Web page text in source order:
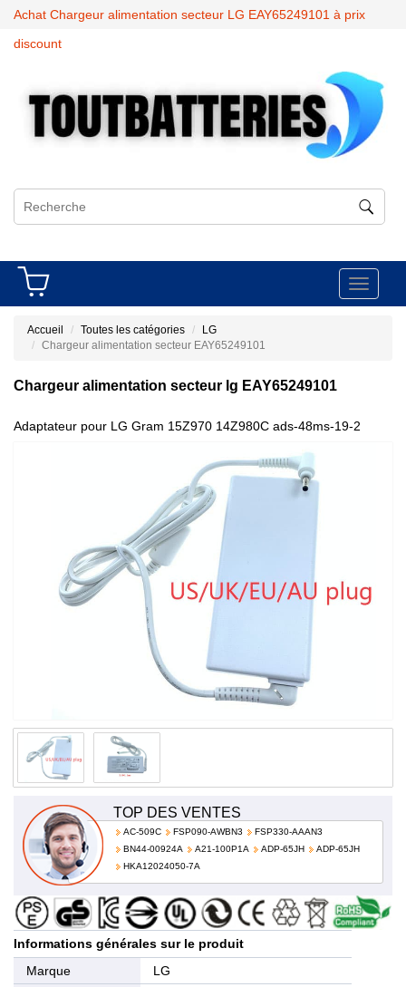
Achat Chargeur alimentation secteur LG EAY65249101 à prix
discount
Toggle
Accueil Toutes les catégories
LG
Chargeur alimentation secteur EAY65249101
Chargeur alimentation secteur lg EAY65249101
Adaptateur pour LG Gram 15Z970 14Z980C ads-48ms-19-2
19048e laptop 100-240V 50/60Hz(for worldwid) EAY65249101
TOP DES VENTES
AC-509C FSP090-AWBN3
FSP330-AAAN3
BN44-00924A
A21-100P1A ADP-65JH
ADP-65JH
HKA12024050-7A
Informations générales sur le produit
Marque
LG